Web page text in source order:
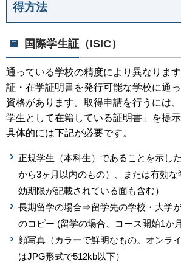
得方法
国際学生証（ISIC）
通っている学校の精度により異なりま
証・在学証明書を発行可能な学校に通
資格があります。取得申請を行うには
学生として在籍している証明書」を提示
具体的には下記が必要です。
正規学生（本科生）であることを示し
から3ヶ月以内のもの）、または有効
効期限が記載されている面も含む）
長期留学の場合⇒留学先の学校・大学
のコピー (留学の場合、コース開始1か
顔写真（カラーで鮮明なもの。オンラ
はJPG形式で512kb以下）